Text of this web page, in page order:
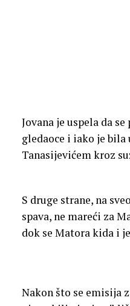
Jovana je uspela da
gledaoce i iako je
Tanasijevićem kroz
S druge strane, na
spava, ne mareći za
dok se Matora kida i
Nakon što se emisija